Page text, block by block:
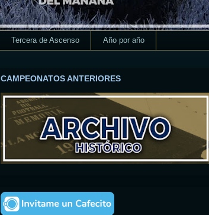
Tercera de Ascenso Año por año
CAMPEONATOS ANTERIORES